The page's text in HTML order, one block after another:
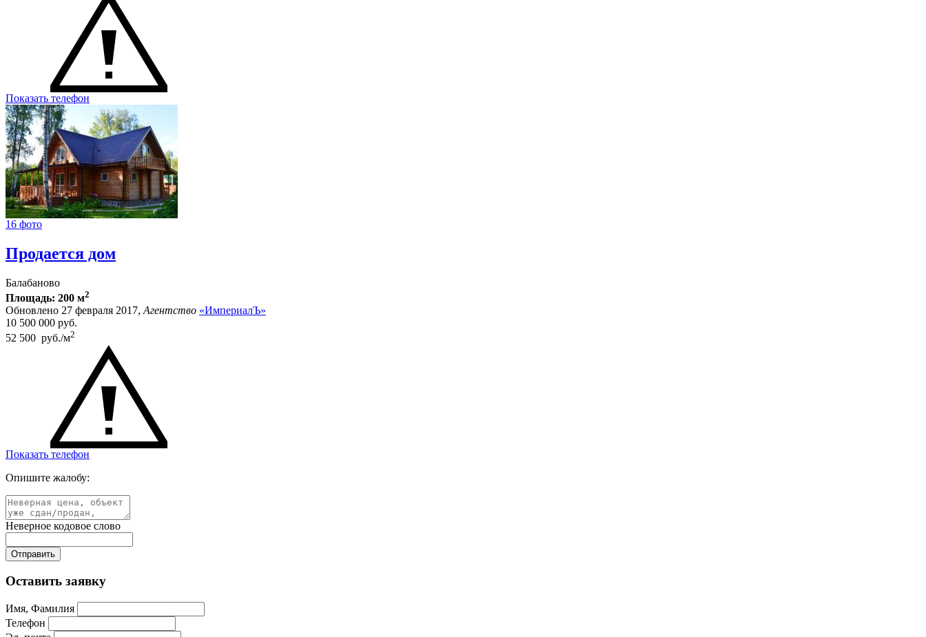
Показать телефон
16 фото
Продается дом
Балабаново
Площадь: 200 м2
Обновлено 27 февраля 2017, Агентство «ИмпериалЪ»
10 500 000 руб.
52 500 руб./м2
Показать телефон
Опишите жалобу:
Неверное кодовое слово
Оставить заявку
Имя, Фамилия
Телефон